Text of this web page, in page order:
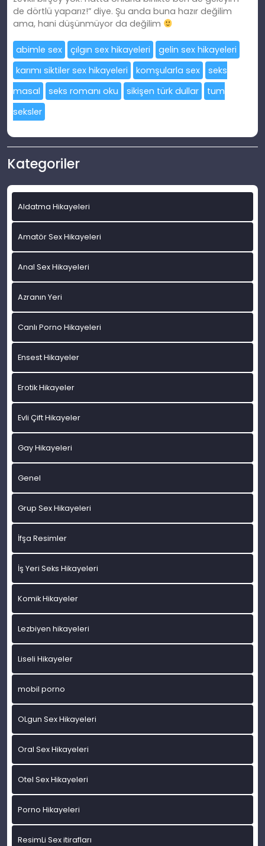
de dörtlü yaparız!” diye. Şu anda buna hazır değilim
ama, hani düşünmüyor da değilim
abimle sex çılgın sex hikayeleri
gelin sex hikayeleri
karımı siktiler sex hikayeleri
komşularla sex
seks
masal
seks romanı oku sikişen türk dullar
tum
seksler
Kategoriler
Aldatma Hikayeleri
Amatör Sex Hikayeleri
Anal Sex Hikayeleri
Azranın Yeri
Canlı Porno Hikayeleri
Ensest Hikayeler
Erotik Hikayeler
Evli Çift Hikayeler
Gay Hikayeleri
Genel
Grup Sex Hikayeleri
İfşa Resimler
İş Yeri Seks Hikayeleri
Komik Hikayeler
Lezbiyen hikayeleri
Liseli Hikayeler
mobil porno
OLgun Sex Hikayeleri
Oral Sex Hikayeleri
Otel Sex Hikayeleri
Porno Hikayeleri
ResimLi Sex itirafları